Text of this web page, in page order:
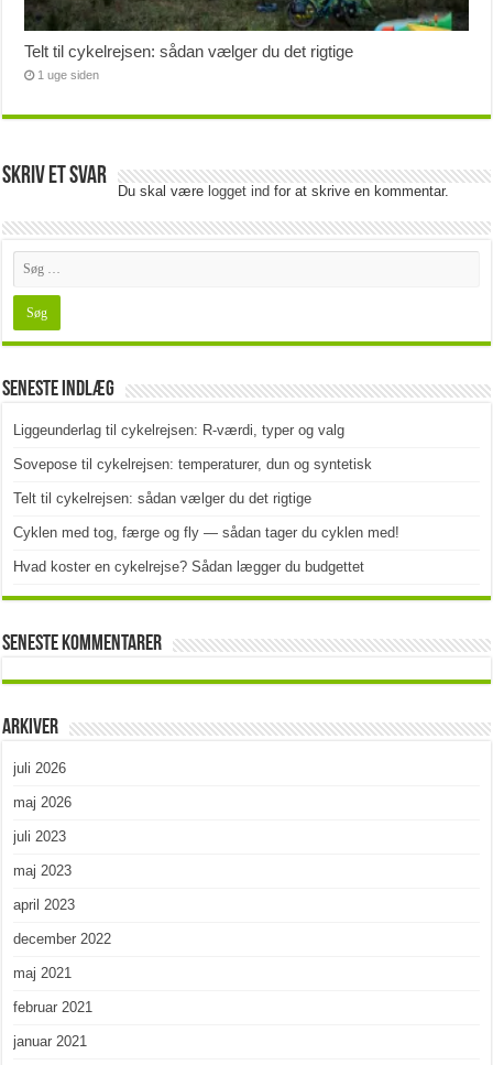
Telt til cykelrejsen: sådan vælger du det rigtige
1 uge siden
Skriv et svar
Du skal værelogget ind for at skrive en kommentar.
Seneste indlæg
Liggeunderlag til cykelrejsen: R-værdi, typer og valg
Sovepose til cykelrejsen: temperaturer, dun og syntetisk
Telt til cykelrejsen: sådan vælger du det rigtige
Cyklen med tog, færge og fly — sådan tager du cyklen med!
Hvad koster en cykelrejse? Sådan lægger du budgettet
Seneste kommentarer
Arkiver
juli 2026
maj 2026
juli 2023
maj 2023
april 2023
december 2022
maj 2021
februar 2021
januar 2021